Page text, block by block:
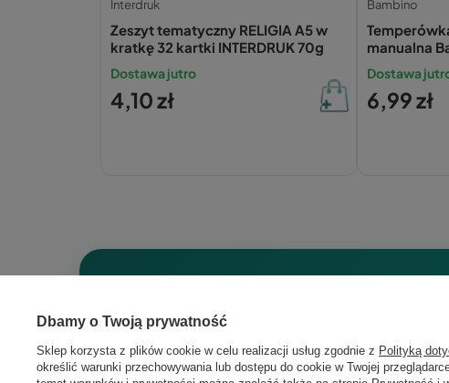
Interdruk
Zeszyt tematyczny RELIGIA A5 w
kratkę 32 kartki INTERDRUK 70g
Dostawa jutro
4,10 zł
Bambino
manualna
Dostawa
6,99 zł
Dbamy o Twoją prywatność
Sklep korzysta z plików cookie w celu realizacji usług zgodnie z Polityką
określić warunki przechowywania lub dostępu do cookie w Twojej